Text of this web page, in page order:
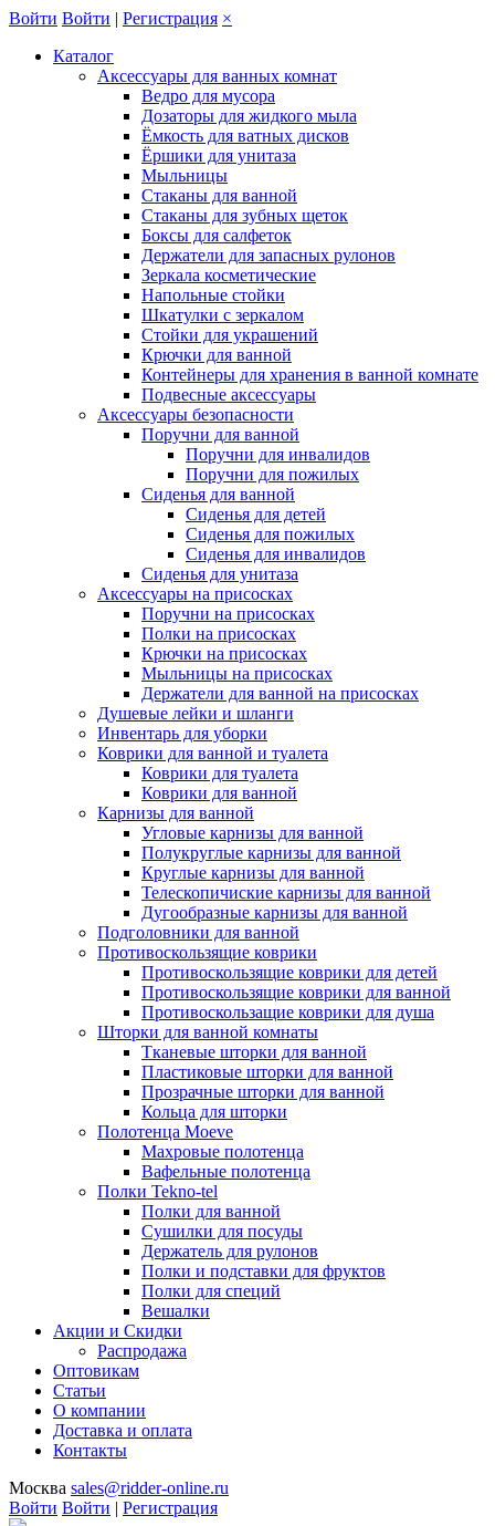
Войти Войти | Регистрация ×
Каталог
Аксессуары для ванных комнат
Ведро для мусора
Дозаторы для жидкого мыла
Ёмкость для ватных дисков
Ёршики для унитаза
Мыльницы
Стаканы для ванной
Стаканы для зубных щеток
Боксы для салфеток
Держатели для запасных рулонов
Зеркала косметические
Напольные стойки
Шкатулки с зеркалом
Стойки для украшений
Крючки для ванной
Контейнеры для хранения в ванной комнате
Подвесные аксессуары
Аксессуары безопасности
Поручни для ванной
Поручни для инвалидов
Поручни для пожилых
Сиденья для ванной
Сиденья для детей
Сиденья для пожилых
Сиденья для инвалидов
Сиденья для унитаза
Аксессуары на присосках
Поручни на присосках
Полки на присосках
Крючки на присосках
Мыльницы на присосках
Держатели для ванной на присосках
Душевые лейки и шланги
Инвентарь для уборки
Коврики для ванной и туалета
Коврики для туалета
Коврики для ванной
Карнизы для ванной
Угловые карнизы для ванной
Полукруглые карнизы для ванной
Круглые карнизы для ванной
Телескопичиские карнизы для ванной
Дугообразные карнизы для ванной
Подголовники для ванной
Противоскользящие коврики
Противоскользящие коврики для детей
Противоскользящие коврики для ванной
Противоскользащие коврики для душа
Шторки для ванной комнаты
Тканевые шторки для ванной
Пластиковые шторки для ванной
Прозрачные шторки для ванной
Кольца для шторки
Полотенца Moeve
Махровые полотенца
Вафельные полотенца
Полки Tekno-tel
Полки для ванной
Сушилки для посуды
Держатель для рулонов
Полки и подставки для фруктов
Полки для специй
Вешалки
Акции и Скидки
Распродажа
Оптовикам
Статьи
О компании
Доставка и оплата
Контакты
Москва sales@ridder-online.ru
Войти Войти | Регистрация